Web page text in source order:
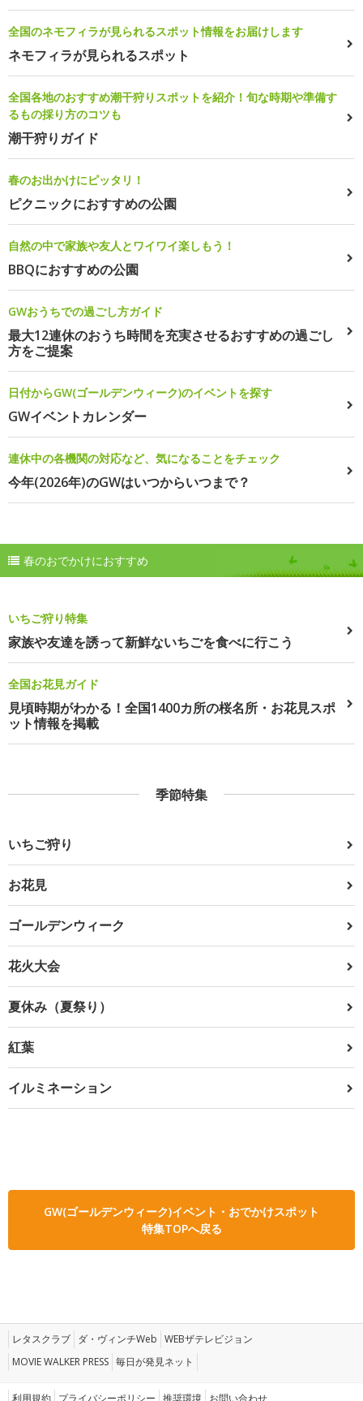
全国のネモフィラが見られるスポット情報をお届けします
ネモフィラが見られるスポット
全国各地のおすすめ潮干狩りスポットを紹介！旬な時期や準備す
るもの採り方のコツも
潮干狩りガイド
春のお出かけにピッタリ！
ピクニックにおすすめの公園
自然の中で家族や友人とワイワイ楽しもう！
BBQにおすすめの公園
GWおうちでの過ごし方ガイド
最大12連休のおうち時間を充実させるおすすめの過ごし
方をご提案
日付からGW(ゴールデンウィーク)のイベントを探す
GWイベントカレンダー
連休中の各機関の対応など、気になることをチェック
今年(2026年)のGWはいつからいつまで？
春のおでかけにおすすめ
いちご狩り特集
家族や友達を誘って新鮮ないちごを食べに行こう
全国お花見ガイド
見頃時期がわかる！全国1400カ所の桜名所・お花見スポ
ット情報を掲載
季節特集
いちご狩り
お花見
ゴールデンウィーク
花火大会
夏休み（夏祭り）
紅葉
イルミネーション
GW(ゴールデンウィーク)イベント・おでかけスポット
特集TOPへ戻る
レタスクラブ ダ・ヴィンチWeb WEBザテレビジョン
MOVIE WALKER PRESS 毎日が発見ネット
利用規約 プライバシーポリシー 推奨環境 お問い合わせ